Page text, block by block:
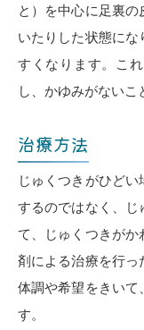
と）を中心に足裏
いたりした状態に
すくなります。こ
し、かゆみがないこ
治療方法
じゅくつきがひど
するのではなく、じ
て、じゅくつきがか
剤による治療を行っ
体調や希望をきいて
す。